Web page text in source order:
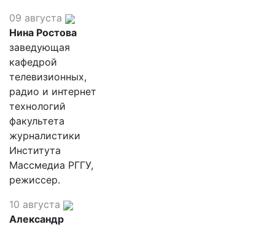
09 августа
Нина Ростова
заведующая
кафедрой
телевизионных,
радио и интернет
технологий
факультета
журналистики
Института
Массмедиа РГГУ,
режиссер.
10 августа
Александр